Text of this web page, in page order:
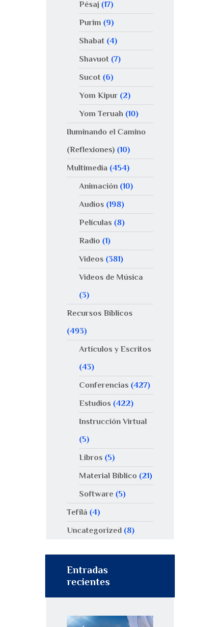
Pésaj(17)
Purim (9)
Shabat (4)
Shavuot (7)
Sucot (6)
Yom Kipur(2)
Yom Teruah (10)
Iluminando el Camino
(Reflexiones) (10)
Multimedia (454)
Animación(10)
Audios (198)
Películas (8)
Radio (1)
Videos (381)
Videos de Música
(3)
Recursos Bíblicos
(493)
Artículos y Escritos
(43)
Conferencias (427)
Estudios (422)
Instrucción Virtual
(5)
Libros (5)
Material Bíblico (21)
Software(5)
Tefilá (4)
Uncategorized (8)
Entradas
recientes